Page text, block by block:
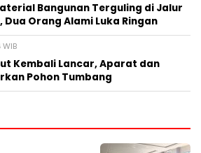
Bangunan Terguling di Jalur
Dua Orang Alami Luka Ringan
Kembali Lancar, Aparat dan
Pohon Tumbang